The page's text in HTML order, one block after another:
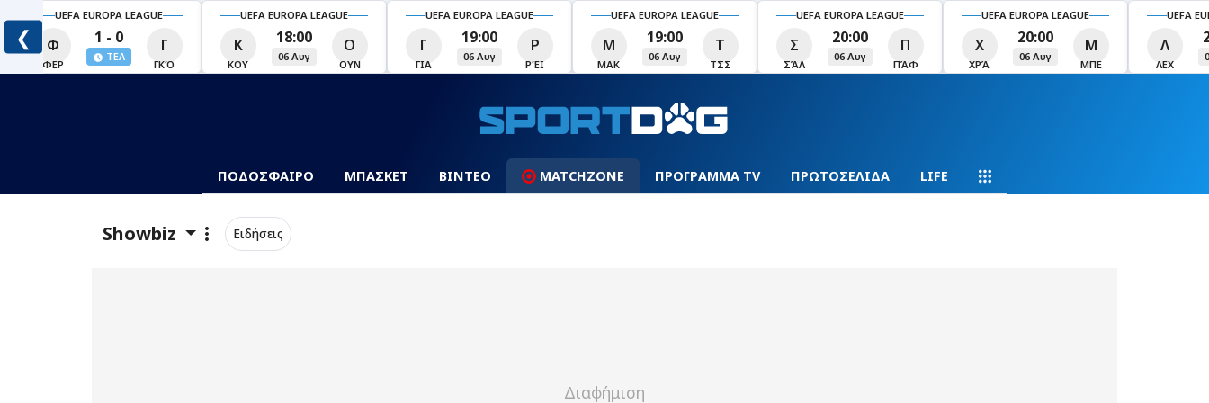
❮
UEFA EUROPA LEAGUE
Φ
ΦΕΡ
1 - 0
ΤΕΛ
Γ
ΓΚΌ
UEFA EUROPA LEAGUE
Κ
ΚΟΥ
18:00
06 Αυγ
Ο
ΟΥΝ
UEFA EUROPA LEAGUE
Γ
ΓΙΑ
19:00
06 Αυγ
Ρ
ΡΈΙ
UEFA EUROPA LEAGUE
Μ
ΜΑΚ
19:00
06 Αυγ
Τ
ΤΣΣ
UEFA EUROPA LEAGUE
Σ
ΣΆΛ
20:00
06 Αυγ
Π
ΠΆΦ
UEFA EUROPA LEAGUE
Χ
ΧΡΆ
20:00
06 Αυγ
Μ
ΜΠΕ
UEFA
Λ
ΛΕΧ
ΠΟΔΟΣΦΑΙΡΟ ΜΠΑΣΚΕΤ ΒΙΝΤΕΟ MATCHZONE ΠΡΟΓΡΑΜΜΑ TV ΠΡΩΤΟΣΕΛΙΔΑ LIFE
Showbiz Ειδήσεις